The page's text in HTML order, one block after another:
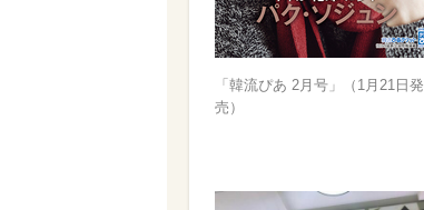
「韓流ぴあ 2月号」（1月21日発
売）